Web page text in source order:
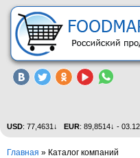
USD: 77,4631↓ EUR: 89,8514↓ -
Главная » Каталог компаний